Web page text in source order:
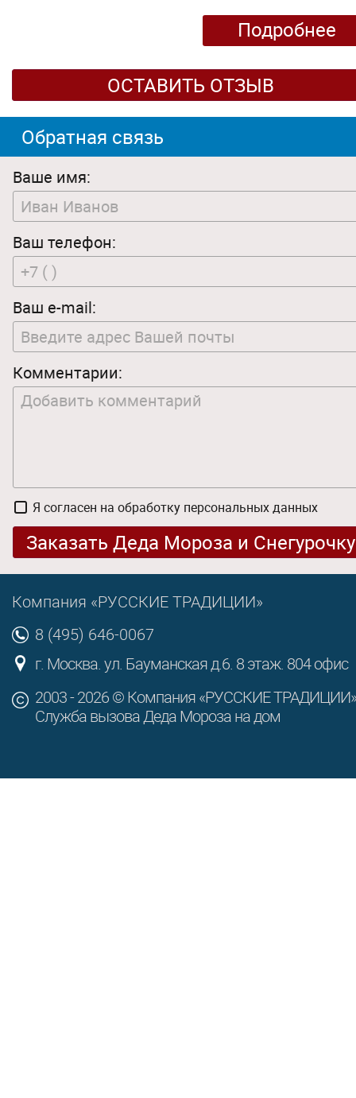
Подробнее
ОСТАВИТЬ ОТЗЫВ
Обратная связь
Ваше имя:
Ваш телефон:
Ваш e-mail:
Комментарии:
Я согласен на обработку персональных данных
Заказать Деда Мороза и Снегурочку
Компания «РУССКИЕ ТРАДИЦИИ»
8 (495) 646-0067
г. Москва. ул. Бауманская д.6. 8 этаж. 804 офис
2003 - 2026 © Компания «РУССКИЕ ТРАДИЦИИ»
Служба вызова Деда Мороза на дом